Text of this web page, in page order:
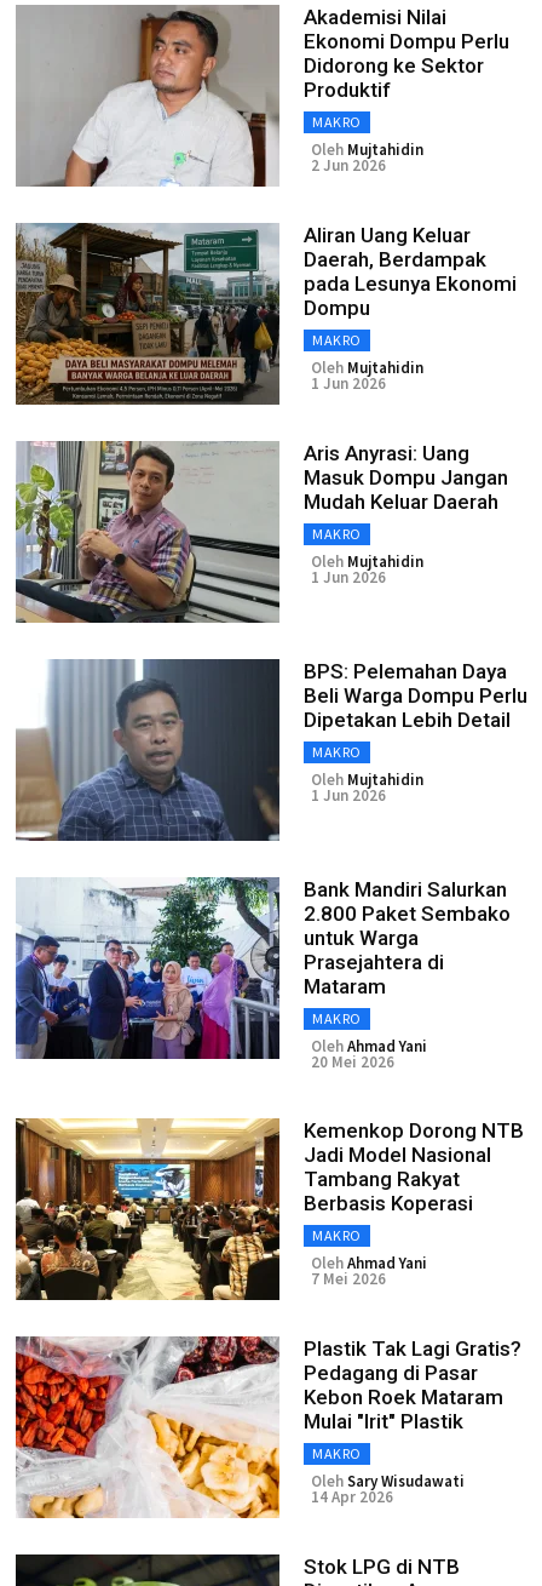
Akademisi Nilai
Ekonomi Dompu Perlu
Didorong ke Sektor
Produktif
MAKRO
Oleh Mujtahidin
2 Jun 2026
Aliran Uang Keluar
Daerah, Berdampak
pada Lesunya Ekonomi
Dompu
MAKRO
Oleh Mujtahidin
1 Jun 2026
Aris Anyrasi: Uang
Masuk Dompu Jangan
Mudah Keluar Daerah
MAKRO
Oleh Mujtahidin
1 Jun 2026
BPS: Pelemahan Daya
Beli Warga Dompu Perlu
Dipetakan Lebih Detail
MAKRO
Oleh Mujtahidin
1 Jun 2026
Bank Mandiri Salurkan
2.800 Paket Sembako
untuk Warga
Prasejahtera di
Mataram
MAKRO
OlehAhmad Yani
20 Mei 2026
Kemenkop Dorong NTB
Jadi Model Nasional
Tambang Rakyat
Berbasis Koperasi
MAKRO
OlehAhmad Yani
7 Mei 2026
Plastik Tak Lagi Gratis?
Pedagang di Pasar
Kebon Roek Mataram
Mulai "Irit" Plastik
MAKRO
OlehSary Wisudawati
14 Apr 2026
Stok LPG di NTB